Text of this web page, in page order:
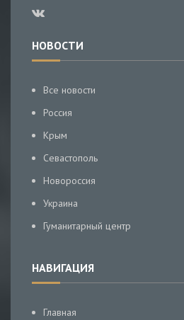
НОВОСТИ
Все новости
Россия
Крым
Севастополь
Новороссия
Украина
Гуманитарный центр
НАВИГАЦИЯ
Главная